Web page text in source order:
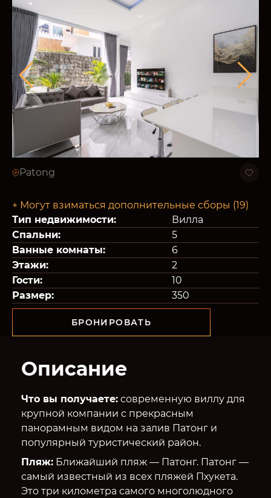
Patong
+ Могут взиматься дополнительные сборы (19)
Тип недвижимости:
Вилла
Спальни:
5
Ванные комнаты:
6
Этажи:
2
Гости:
10
Размер:
350
БРОНИРОВАТЬ
Описание
Что вы получаете:современную виллу для
крупной компании с прекрасным
панорамным видом на залив Патонг и
популярный туристический район.
Пляж:Ближайший пляж — Патонг. Патонг —
самый известный из всех пляжей Пхукета.
Это три километра самого многолюдного